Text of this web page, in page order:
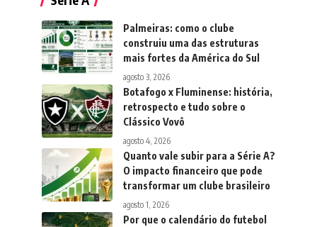
Palmeiras: como o clube
construiu uma das estruturas
mais fortes da América do Sul
agosto 3, 2026
Botafogo x Fluminense: história,
retrospecto e tudo sobre o
Clássico Vovô
agosto 4, 2026
Quanto vale subir para a Série A?
O impacto financeiro que pode
transformar um clube brasileiro
agosto 1, 2026
Por que o calendário do futebol